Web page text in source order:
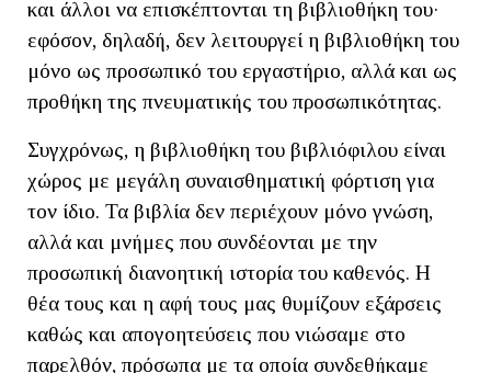
και άλλοι να επισκέπτονται τη βιβλιοθήκη του·
εφόσον, δηλαδή, δεν λειτουργεί η βιβλιοθήκη του
μόνο ως προσωπικό του εργαστήριο, αλλά και ως
προθήκη της πνευματικής του προσωπικότητας.
Συγχρόνως, η βιβλιοθήκη του βιβλιόφιλου είναι
χώρος με μεγάλη συναισθηματική φόρτιση για
τον ίδιο. Τα βιβλία δεν περιέχουν μόνο γνώση,
αλλά και μνήμες που συνδέονται με την
προσωπική διανοητική ιστορία του καθενός. Η
θέα τους και η αφή τους μας θυμίζουν εξάρσεις
καθώς και απογοητεύσεις που νιώσαμε στο
παρελθόν, πρόσωπα με τα οποία συνδεθήκαμε